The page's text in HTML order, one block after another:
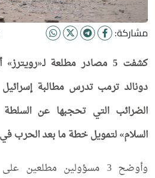
مشاركة:
كشفت 5 مصادر مطلعة
دونالد ترمب تدرس مطالبة
الضرائب التي تحجبها عن
السلام» لتمويل خطة ما بعد الحرب
وأوضح 3 مسؤولين مطلعين